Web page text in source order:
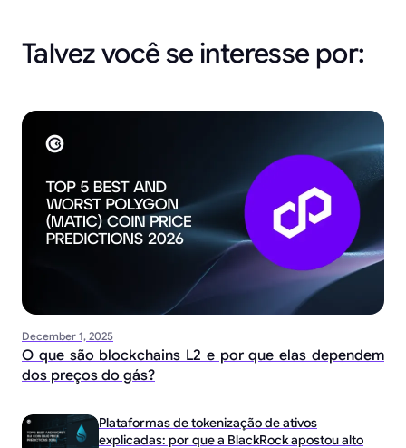
Talvez você se interesse por:
December 1, 2025
O que são blockchains L2 e por que elas dependem
dos preços do gás?
Plataformas de tokenização de ativos
explicadas: por que a BlackRock apostou alto